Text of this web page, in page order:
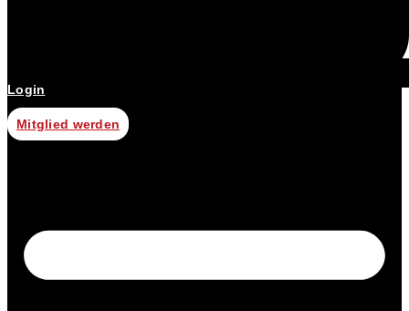
Login
Mitglied werden